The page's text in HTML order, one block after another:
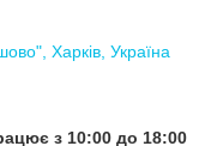
Харків, Україна
з 10:00 до 18:00